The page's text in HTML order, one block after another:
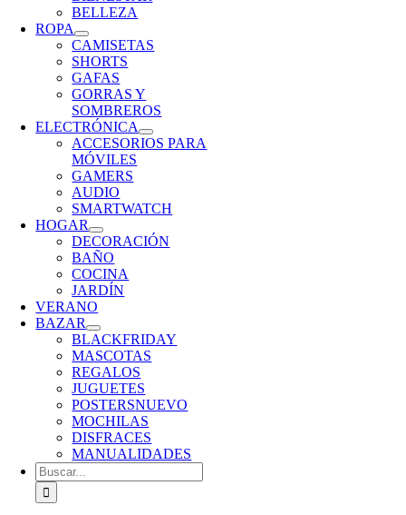
BELLEZA
ROPA
CAMISETAS
SHORTS
GAFAS
GORRAS Y
SOMBREROS
ELECTRÓNICA
ACCESORIOS PARA
MÓVILES
GAMERS
AUDIO
SMARTWATCH
HOGAR
DECORACIÓN
BAÑO
COCINA
JARDÍN
VERANO
BAZAR
BLACKFRIDAY
MASCOTAS
REGALOS
JUGUETES
POSTERSNUEVO
MOCHILAS
DISFRACES
MANUALIDADES
Buscar: